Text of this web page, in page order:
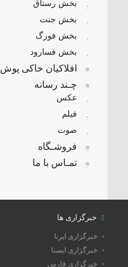
بخش رستاق
بخش جنت
بخش فورگ
بخش فسارود
افلاکیان خاکی پوش
چـند رسانه
عکس
فیلم
صوت
فروشـگاه
تمـاس با ما
خبرگزاری ها
خبرگزاری ایرنا
خبرگزاری ایسنا
خبرگزاری فارس